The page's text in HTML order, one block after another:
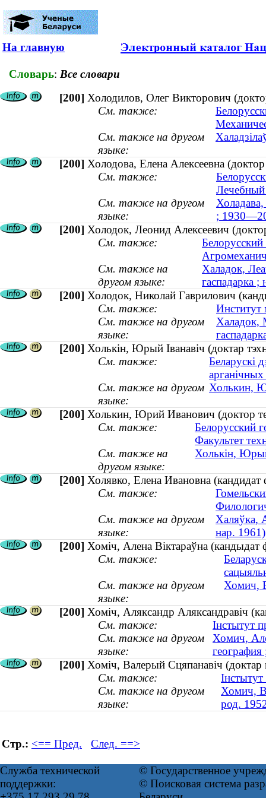
На главную
Словарь: Все словари
[200] Холодилов, Олег Викторович
См. также:
См. также на другом
языке:
[200] Холодова, Елена Алексеевна
См. также:
Лечебный
См. также на другом
языке:
;
[200] Холодок, Леонид Алексеевич
См. также:
См. также на
другом языке:
Халадок,
гаспадарка ;
[200] Холодок, Николай Гаврилович
См. также:
См. также на другом
языке:
Халадок,
[200] Холькін, Юрый Іванавіч (доктар
См. также:
Беларускі
См. также на другом
языке:
Холькин,
[200] Холькин, Юрий Иванович (доктор
См. также:
Белорусский
Факультет
См. также на
другом языке:
Холькін,
[200] Холявко, Елена Ивановна
См. также:
См. также на другом
языке:
Халяўка,
нар. 1961)
[200] Хоміч, Алена Віктараўна (кандыдат
См. также:
См. также на другом
языке:
Хомич,
[200] Хоміч, Аляксандр Аляксандравіч
См. также:
Інстытут
См. также на другом
языке:
Хомич,
[200] Хоміч, Валерый Сцяпанавіч (доктар
См. также:
См. также на другом
языке:
Хомич,
род.
Стр.: <== Пред. След. ==>
Служба технической
поддержки:
© Государственное
© Поисковая система